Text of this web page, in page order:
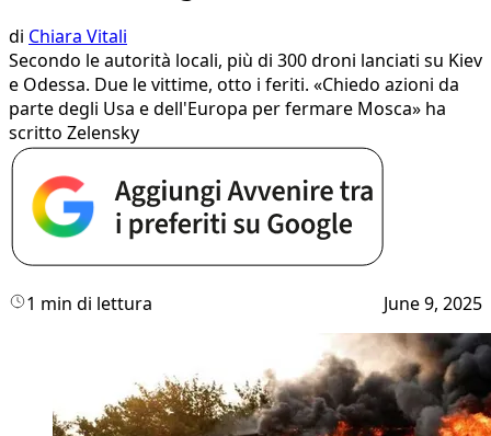
di Chiara Vitali
Secondo le autorità locali, più di 300 droni lanciati su Kiev
e Odessa. Due le vittime, otto i feriti. «Chiedo azioni da
parte degli Usa e dell'Europa per fermare Mosca» ha
scritto Zelensky
1 min di lettura June 9, 2025